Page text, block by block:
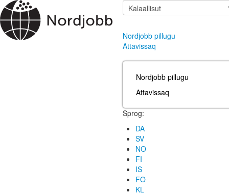
Nordjobb pillugu
Attavissaq
Nordjobb pillugu
Attavissaq
Sprog:
DA
SV
NO
FI
IS
FO
KL